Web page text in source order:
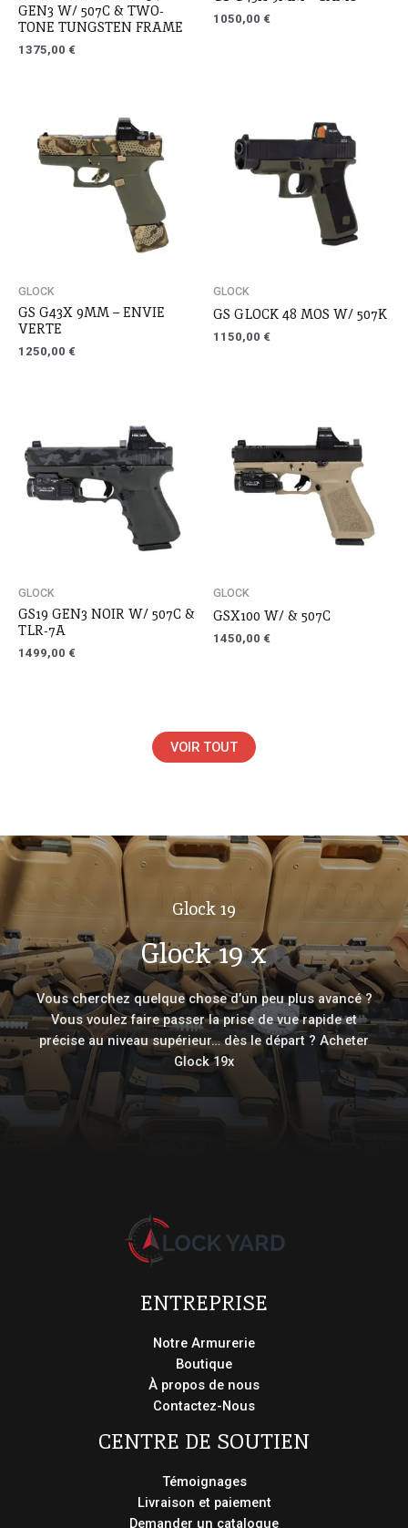
GEN3 W/ 507C & TWO-
TONE TUNGSTEN FRAME
1375,00 €
1050,00 €
GLOCK
GS G43X 9MM – ENVIE
VERTE
1250,00 €
GLOCK
GS GLOCK 48 MOS W/ 507K
1150,00 €
GLOCK
GS19 GEN3 NOIR W/ 507C &
TLR-7A
1499,00 €
GLOCK
GSX100 W/ & 507C
1450,00 €
VOIR TOUT
Glock 19
Glock 19 x
Vous cherchez quelque chose d’un peu plus avancé ?
Vous voulez faire passer la prise de vue rapide et
précise au niveau supérieur… dès le départ ? Acheter
Glock 19x
ENTREPRISE
Notre Armurerie
Boutique
À propos de nous
Contactez-Nous
CENTRE DE SOUTIEN
Témoignages
Livraison et paiement
Demander un catalogue